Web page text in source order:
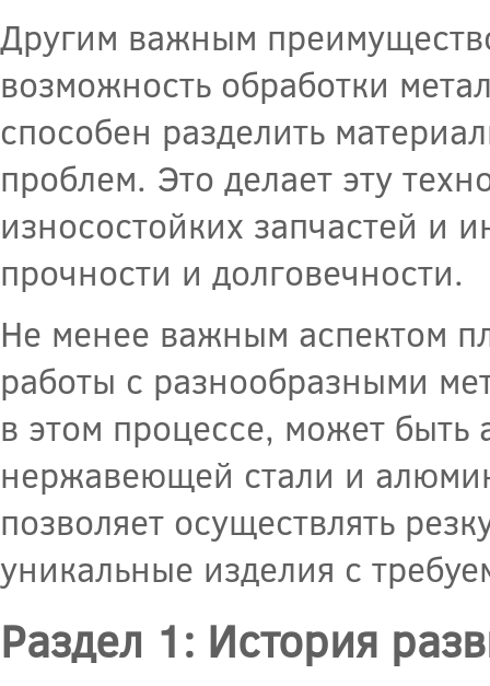
Другим важным
возможность обработки
способен разделить
проблем. Это делает эту
износостойких запчастей и
прочности и долговечности.
Не менее важным аспектом
работы с разнообразными
в этом процессе, может
нержавеющей стали и
позволяет осуществлять
уникальные изделия с
Раздел 1: История